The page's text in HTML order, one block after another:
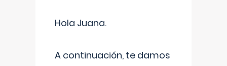
Hola Juana.
A continuación, te damos